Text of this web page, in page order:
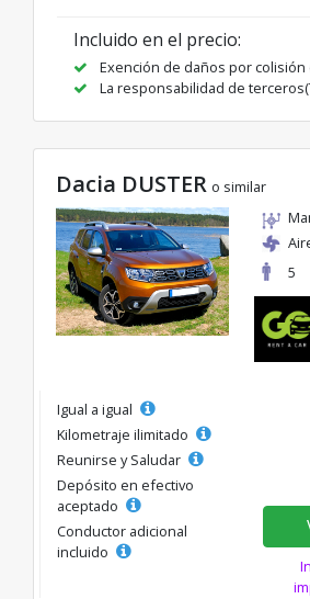
Incluido en el precio:
Exención de daños por colisión
La responsabilidad de
Dacia DUSTER o similar
5
Igual a igual
Kilometraje ilimitado
Reunirse y Saludar
Depósito en efectivo
aceptado
Conductor adicional
incluido